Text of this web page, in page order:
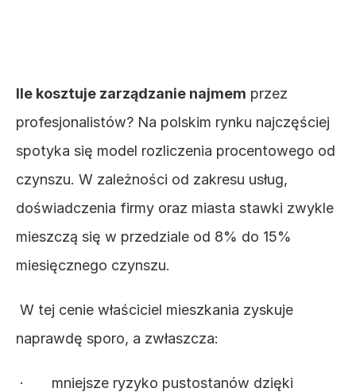
Ile kosztuje zarządzanie najmem przez
profesjonalistów? Na polskim rynku najczęściej
spotyka się model rozliczenia procentowego od
czynszu. W zależności od zakresu usług,
doświadczenia firmy oraz miasta stawki zwykle
mieszczą się w przedziale od 8% do 15%
miesięcznego czynszu.
W tej cenie właściciel mieszkania zyskuje
naprawdę sporo, a zwłaszcza:
·       mniejsze ryzyko pustostanów dzięki